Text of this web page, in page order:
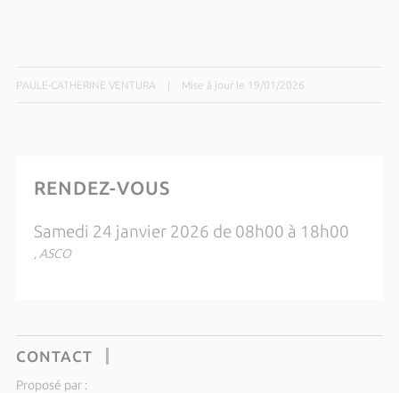
PAULE-CATHERINE VENTURA Mise à jour le 19/01/2026
RENDEZ-VOUS
Samedi 24 janvier 2026 de 08h00 à 18h00
, ASCO
CONTACT
Proposé par :